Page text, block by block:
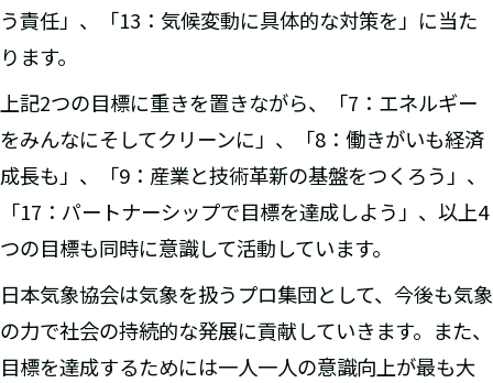
う責任」、「13：気候変動に具体的な対策を」に当た
ります。
上記2つの目標に重きを置きながら、「7：エネルギー
をみんなにそしてクリーンに」、「8：働きがいも経済
成長も」、「9：産業と技術革新の基盤をつくろう」、
「17：パートナーシップで目標を達成しよう」、以上4
つの目標も同時に意識して活動しています。
日本気象協会は気象を扱うプロ集団として、今後も気象
の力で社会の持続的な発展に貢献していきます。また、
目標を達成するためには一人一人の意識向上が最も大